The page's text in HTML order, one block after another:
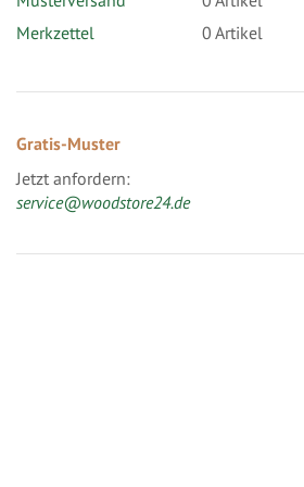
Merkzettel
0 Artikel
Gratis-Muster
Jetzt anfordern:
service@woodstore24.de